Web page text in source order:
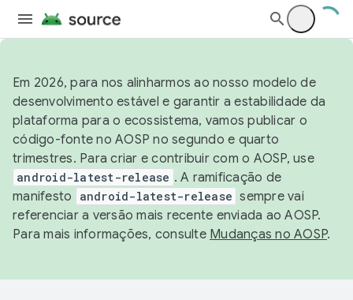
Em 2026, para nos alinharmos ao nosso modelo de
desenvolvimento estável e garantir a estabilidade da
plataforma para o ecossistema, vamos publicar o
código-fonte no AOSP no segundo e quarto
trimestres. Para criar e contribuir com o AOSP, use
android-latest-release . A ramificação de
manifesto
android-latest-release sempre vai
referenciar a versão mais recente enviada ao AOSP.
Para mais informações, consulte Mudanças no AOSP.